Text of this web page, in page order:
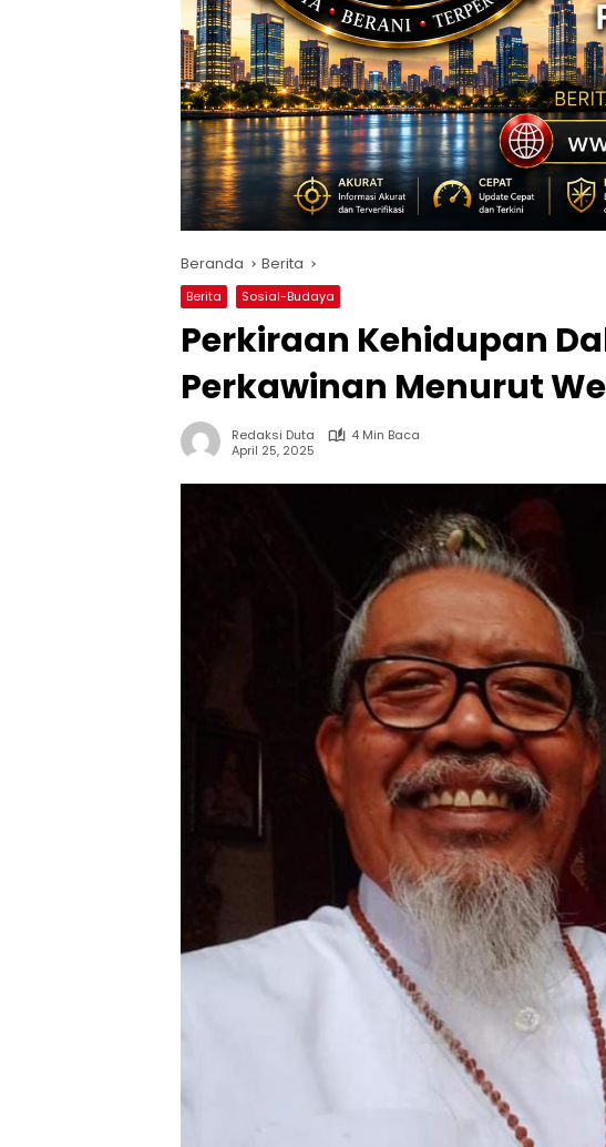
Beranda Berita
Berita Sosial-Budaya
Perkiraan Kehidupan
Perkawinan Menurut
Redaksi Duta
4 Min Baca
April 25, 2025